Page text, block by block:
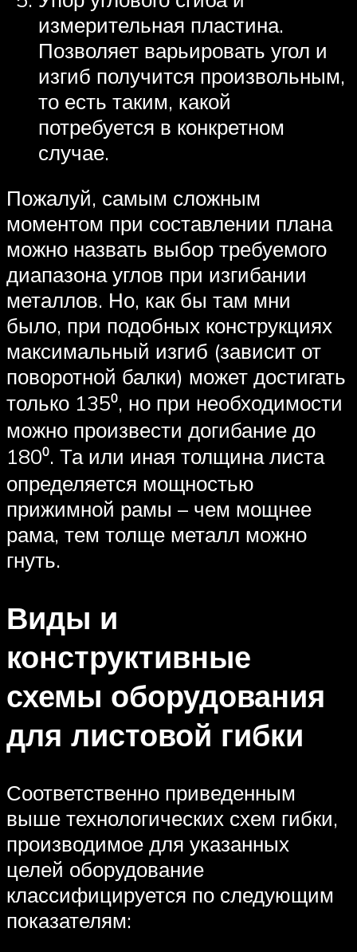
измерительная пластина.
Позволяет варьировать угол и
изгиб получится произвольным,
то есть таким, какой
потребуется в конкретном
случае.
Пожалуй, самым сложным
моментом при составлении плана
можно назвать выбор требуемого
диапазона углов при изгибании
металлов. Но, как бы там мни
было, при подобных конструкциях
максимальный изгиб (зависит от
поворотной балки) может достигать
только 135⁰, но при необходимости
можно произвести догибание до
180⁰. Та или иная толщина листа
определяется мощностью
прижимной рамы – чем мощнее
рама, тем толще металл можно
гнуть.
Виды и
конструктивные
схемы оборудования
для листовой гибки
Соответственно приведенным
выше технологических схем гибки,
производимое для указанных
целей оборудование
классифицируется по следующим
показателям: